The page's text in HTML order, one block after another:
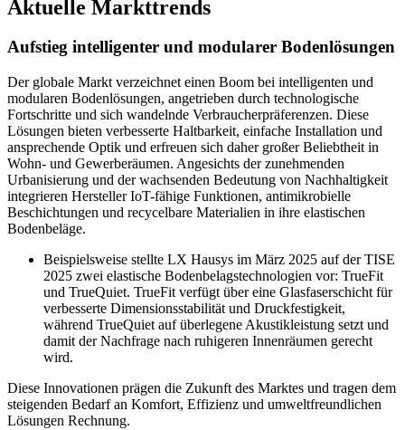
Aktuelle Markttrends
Aufstieg intelligenter und modularer Bodenlösungen
Der globale Markt verzeichnet einen Boom bei intelligenten und
modularen Bodenlösungen, angetrieben durch technologische
Fortschritte und sich wandelnde Verbraucherpräferenzen. Diese
Lösungen bieten verbesserte Haltbarkeit, einfache Installation und
ansprechende Optik und erfreuen sich daher großer Beliebtheit in
Wohn- und Gewerberäumen. Angesichts der zunehmenden
Urbanisierung und der wachsenden Bedeutung von Nachhaltigkeit
integrieren Hersteller IoT-fähige Funktionen, antimikrobielle
Beschichtungen und recycelbare Materialien in ihre elastischen
Bodenbeläge.
Beispielsweise stellte LX Hausys im März 2025 auf der TISE
2025 zwei elastische Bodenbelagstechnologien vor: TrueFit
und TrueQuiet. TrueFit verfügt über eine Glasfaserschicht für
verbesserte Dimensionsstabilität und Druckfestigkeit,
während TrueQuiet auf überlegene Akustikleistung setzt und
damit der Nachfrage nach ruhigeren Innenräumen gerecht
wird.
Diese Innovationen prägen die Zukunft des Marktes und tragen dem
steigenden Bedarf an Komfort, Effizienz und umweltfreundlichen
Lösungen Rechnung.